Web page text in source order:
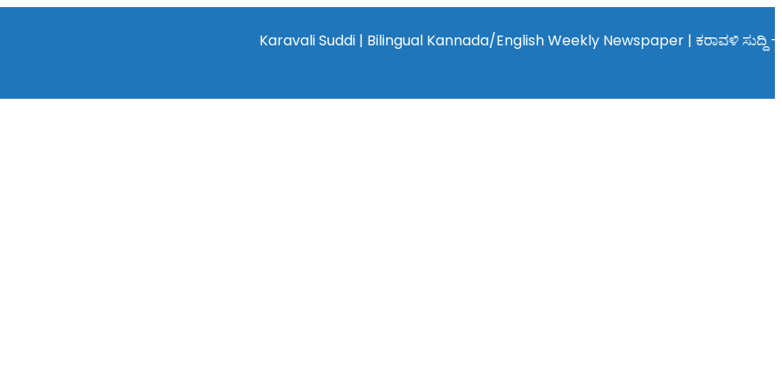
Karavali Suddi | Bilingual Kannada/English Weekly Newspaper | ಕರಾವಳಿ ಸುದ್ದಿ - ಅರವಿನತ್ತ